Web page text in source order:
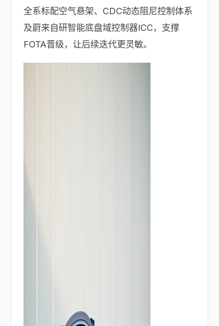
全系标配空气悬架、CDC动态阻尼控制体系
及蔚来自研智能底盘域控制器ICC，支撑
FOTA晋级，让后续迭代更灵敏。